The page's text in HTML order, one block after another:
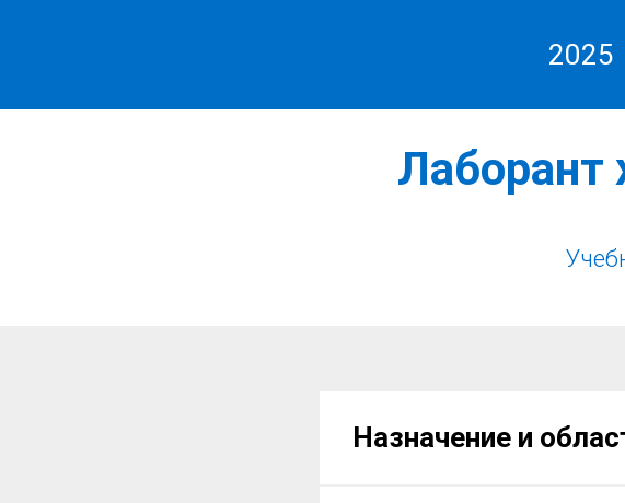
2025
ЧПОУ
Лаборант
Назначение и